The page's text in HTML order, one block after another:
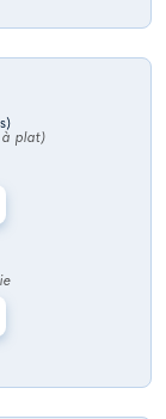
à plat)